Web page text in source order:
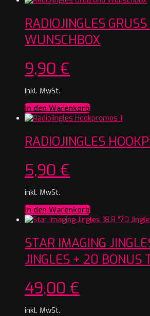
RADIOJINGLES GRUSS
UNSCHBOX
9,90 €
inkl. MwSt.
In den Warenkorb
RADIOJINGLES
5,90 €
inkl. MwSt.
In den Warenkorb
STAR IMAGING
JINGLES + 20 BONUS
49,00 €
inkl. MwSt.